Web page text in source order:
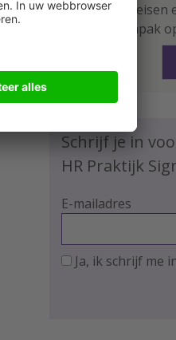
rapportage-eisen
plan van aanpak
Schrijf je in
HR Praktijk
E-mailadres
Ja, ik schrijf me